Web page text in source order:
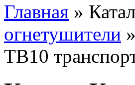
Главная »
огнетушители »
ТВ10